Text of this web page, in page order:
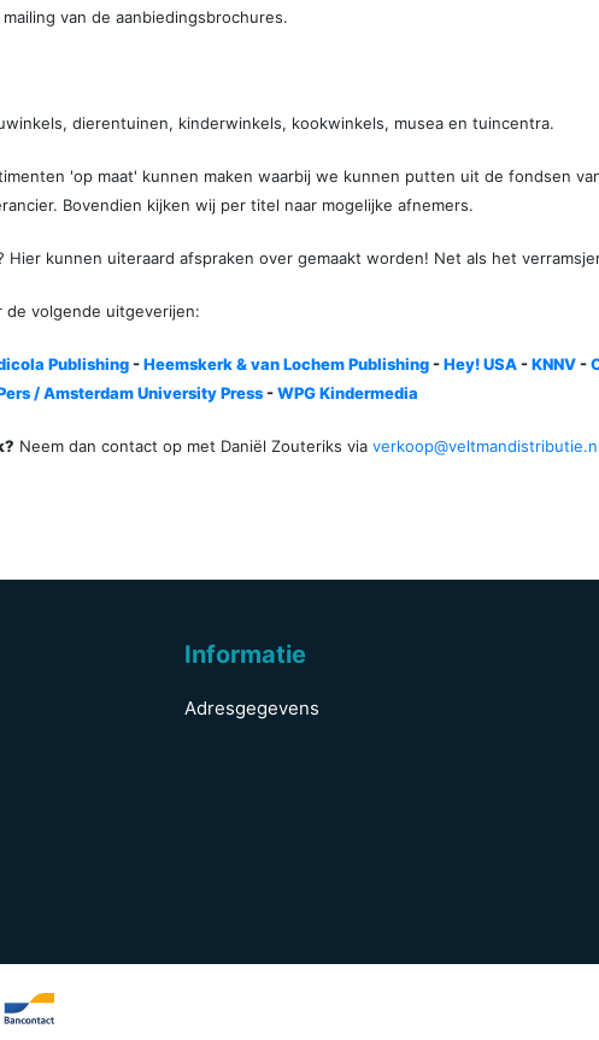
van de aanbiedingsbrochures.
dierentuinen, kinderwinkels, kookwinkels, musea en tuincentra.
'op maat' kunnen maken waarbij we kunnen putten uit de fondsen
Bovendien kijken wij per titel naar mogelijke afnemers.
kunnen uiteraard afspraken over gemaakt worden! Net als het
volgende uitgeverijen:
Publishing-Heemskerk & van Lochem Publishing-Hey! USA-KNNV-
/ Amsterdam University Press-WPG Kindermedia
Neem dan contact op met Daniël Zouteriks via verkoop@veltmandistributie.nl
Informatie
Adresgegevens